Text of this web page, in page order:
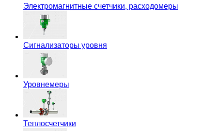
Электромагнитные счетчики, расходомеры
Сигнализаторы уровня
Уровнемеры
Теплосчетчики